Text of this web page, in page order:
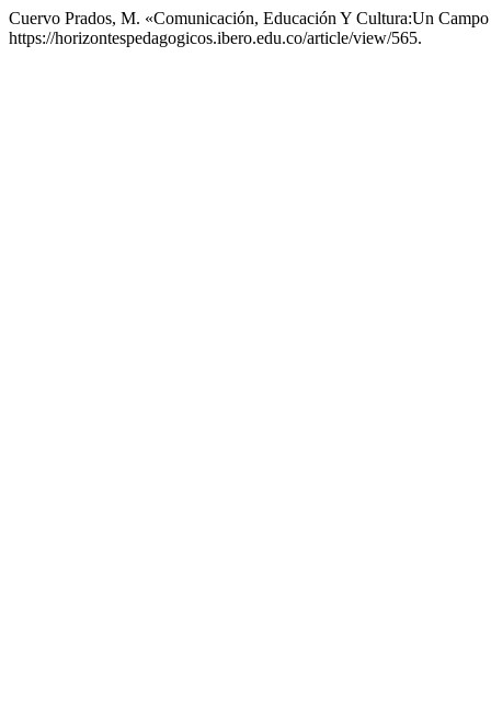
Cuervo Prados, M. «Comunicación, Educación Y Cultura:Un
https://horizontespedagogicos.ibero.edu.co/article/view/565.